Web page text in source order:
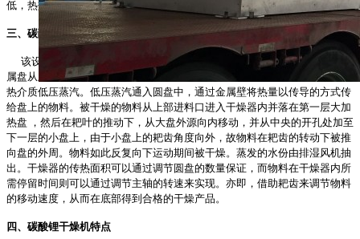
低，热效率高，干燥均匀等特点是客户所称赞的。
三、 碳酸锂干燥机原理
该设备是一种多层固定圆盘、转耙搅拌的立式干燥装置。其结构大小金
属盘从上至下交替排列、每个盘都是有两块金属板构成，形成中空圆盘。加
热介质低压蒸汽。低压蒸汽通入圆盘中，通过金属壁将热量以传导的方式传
给盘上的物料。被干燥的物料从上部进料口进入干燥器内并落在第一层大加
热盘 ，然后在耙叶的推动下，从大盘外源向内移动，并从中央的开孔处加至
下一层的小盘上，由于小盘上的耙齿角度向外，故物料在耙齿的转动下被推
向盘的外周。物料如此反复向下运动期间被干燥。蒸发的水份由排湿风机抽
出。干燥器的传热面积可以通过调节圆盘的数量保证，而物料在干燥器内所
需停留时间则可以通过调节主轴的转速来实现。亦即，借助耙齿来调节物料
的移动速度，从而在底部得到合格的干燥产品。
四、 碳酸锂干燥机特点